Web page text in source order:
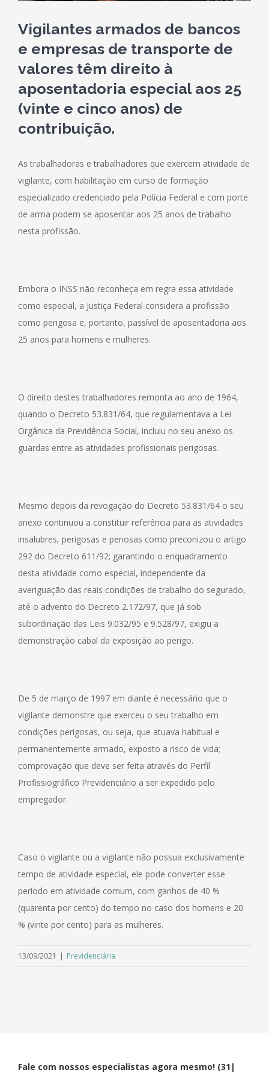
Vigilantes armados de bancos
e empresas de transporte de
valores têm direito à
aposentadoria especial aos 25
(vinte e cinco anos) de
contribuição.
As trabalhadoras e trabalhadores que exercem atividade de
vigilante, com habilitação em curso de formação
especializado credenciado pela Polícia Federal e com porte
de arma podem se aposentar aos 25 anos de trabalho
nesta profissão.
Embora o INSS não reconheça em regra essa atividade
como especial, a Justiça Federal considera a profissão
como perigosa e, portanto, passível de aposentadoria aos
25 anos para homens e mulheres.
O direito destes trabalhadores remonta ao ano de 1964,
quando o Decreto 53.831/64, que regulamentava a Lei
Orgânica da Previdência Social, incluiu no seu anexo os
guardas entre as atividades profissionais perigosas.
Mesmo depois da revogação do Decreto 53.831/64 o seu
anexo continuou a constituir referência para as atividades
insalubres, perigosas e penosas como preconizou o artigo
292 do Decreto 611/92; garantindo o enquadramento
desta atividade como especial, independente da
averiguação das reais condições de trabalho do segurado,
até o advento do Decreto 2.172/97, que já sob
subordinação das Leis 9.032/95 e 9.528/97, exigiu a
demonstração cabal da exposição ao perigo.
De 5 de março de 1997 em diante é necessário que o
vigilante demonstre que exerceu o seu trabalho em
condições perigosas, ou seja, que atuava habitual e
permanentemente armado, exposto a risco de vida;
comprovação que deve ser feita através do Perfil
Profissiográfico Previdenciário a ser expedido pelo
empregador.
Caso o vigilante ou a vigilante não possua exclusivamente
tempo de atividade especial, ele pode converter esse
período em atividade comum, com ganhos de 40 %
(quarenta por cento) do tempo no caso dos homens e 20
% (vinte por cento) para as mulheres.
13/09/2021 | Previdenciária
Fale com nossos especialistas agora mesmo! (31|